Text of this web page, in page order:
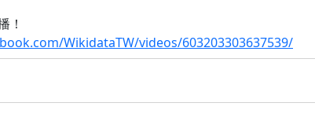
！
WikidataTW/videos/603203303637539/